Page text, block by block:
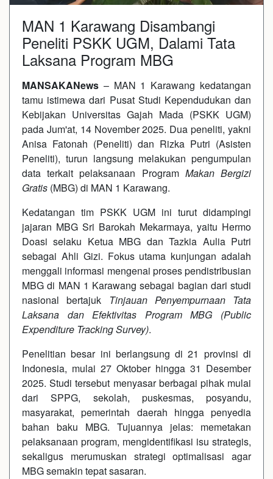
MAN 1 Karawang Disambangi
Peneliti PSKK UGM, Dalami Tata
Laksana Program MBG
MANSAKANews – MAN 1 Karawang kedatangan
tamu istimewa dari Pusat Studi Kependudukan dan
Kebijakan Universitas Gajah Mada (PSKK UGM)
pada Jum'at, 14 November 2025. Dua peneliti, yakni
Anisa Fatonah (Peneliti) dan Rizka Putri (Asisten
Peneliti), turun langsung melakukan pengumpulan
data terkait pelaksanaan Program Makan Bergizi
Gratis (MBG) di MAN 1 Karawang.
Kedatangan tim PSKK UGM ini turut didampingi
jajaran MBG Sri Barokah Mekarmaya, yaitu Hermo
Doasi selaku Ketua MBG dan Tazkia Aulia Putri
sebagai Ahli Gizi. Fokus utama kunjungan adalah
menggali informasi mengenai proses pendistribusian
MBG di MAN 1 Karawang sebagai bagian dari studi
nasional bertajuk Tinjauan Penyempurnaan Tata
Laksana dan Efektivitas Program MBG (Public
Expenditure Tracking Survey).
Penelitian besar ini berlangsung di 21 provinsi di
Indonesia, mulai 27 Oktober hingga 31 Desember
2025. Studi tersebut menyasar berbagai pihak mulai
dari SPPG, sekolah, puskesmas, posyandu,
masyarakat, pemerintah daerah hingga penyedia
bahan baku MBG. Tujuannya jelas: memetakan
pelaksanaan program, mengidentifikasi isu strategis,
sekaligus merumuskan strategi optimalisasi agar
MBG semakin tepat sasaran.